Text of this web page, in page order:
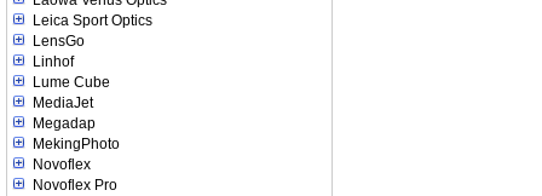
Leica Sport Optics
LensGo
Linhof
Lume Cube
MediaJet
Megadap
MekingPhoto
Novoflex
Novoflex Pro